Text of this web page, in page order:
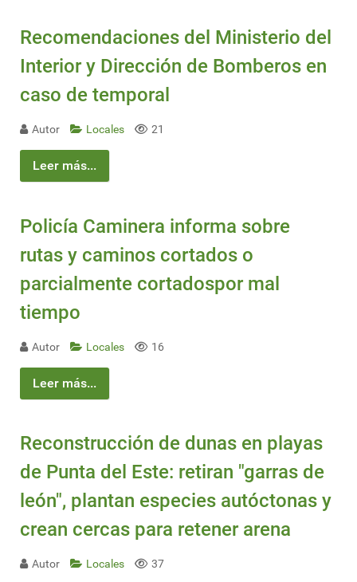
Recomendaciones del Ministerio del
Interior y Dirección de Bomberos en
caso de temporal
Autor Locales 21
Leer más...
Policía Caminera informa sobre
rutas y caminos cortados o
parcialmente cortadospor mal
tiempo
Autor Locales 16
Leer más...
Reconstrucción de dunas en playas
de Punta del Este: retiran "garras de
león", plantan especies autóctonas y
crean cercas para retener arena
Autor Locales 37